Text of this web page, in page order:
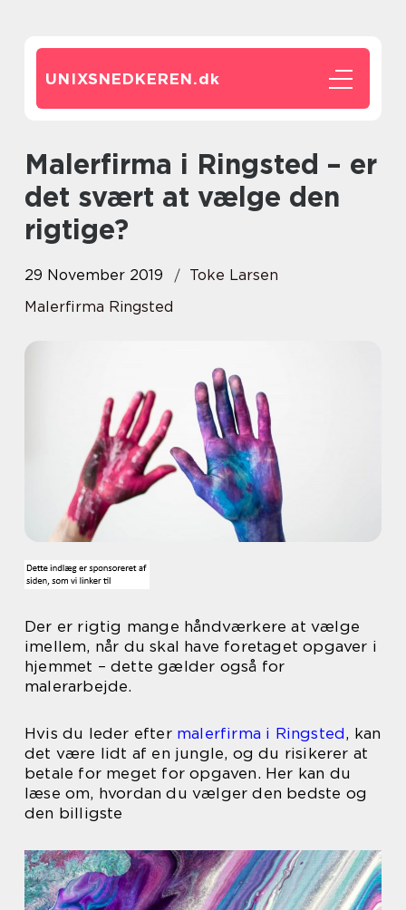
UNIXSNEDKEREN.dk
Malerfirma i Ringsted – er
det svært at vælge den
rigtige?
29 November 2019
Toke Larsen
Malerfirma Ringsted
Der er rigtig mange håndværkere at vælge
imellem, når du skal have foretaget opgaver i
hjemmet – dette gælder også for
malerarbejde.
Hvis du leder efter malerfirma i Ringsted, kan
det være lidt af en jungle, og du risikerer at
betale for meget for opgaven. Her kan du
læse om, hvordan du vælger den bedste og
den billigste